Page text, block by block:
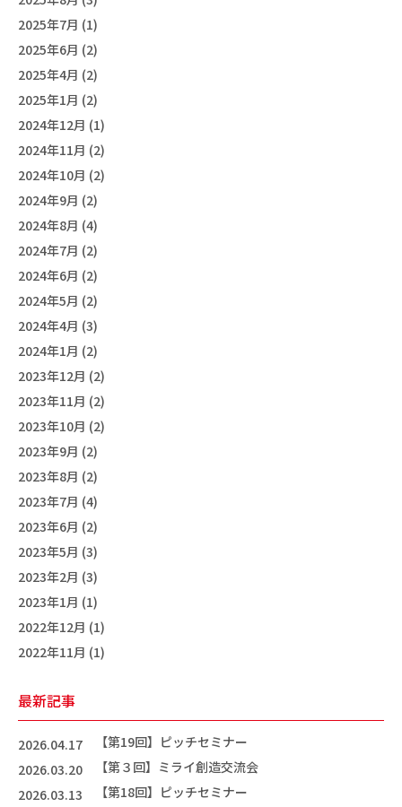
2025年7月 (1)
2025年6月 (2)
2025年4月 (2)
2025年1月 (2)
2024年12月 (1)
2024年11月 (2)
2024年10月 (2)
2024年9月 (2)
2024年8月 (4)
2024年7月 (2)
2024年6月 (2)
2024年5月 (2)
2024年4月 (3)
2024年1月 (2)
2023年12月 (2)
2023年11月 (2)
2023年10月 (2)
2023年9月 (2)
2023年8月 (2)
2023年7月 (4)
2023年6月 (2)
2023年5月 (3)
2023年2月 (3)
2023年1月 (1)
2022年12月 (1)
2022年11月 (1)
最新記事
2026.04.17
【第19回】ピッチセミナー
2026.03.20
【第３回】ミライ創造交流会
2026.03.13
【第18回】ピッチセミナー